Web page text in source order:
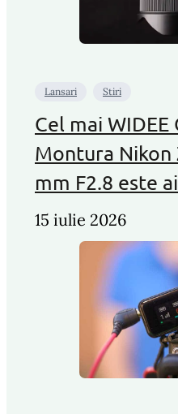
Lansari Stiri
Cel mai
Montura Nikon
mm F2.8 este
15 iulie 2026